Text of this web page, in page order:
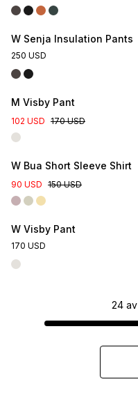
W Senja Insulation Pants
250 USD
M Visby Pant
102 USD 170 USD
W Bua Short Sleeve Shirt
90 USD 150 USD
W Visby Pant
170 USD
24 av